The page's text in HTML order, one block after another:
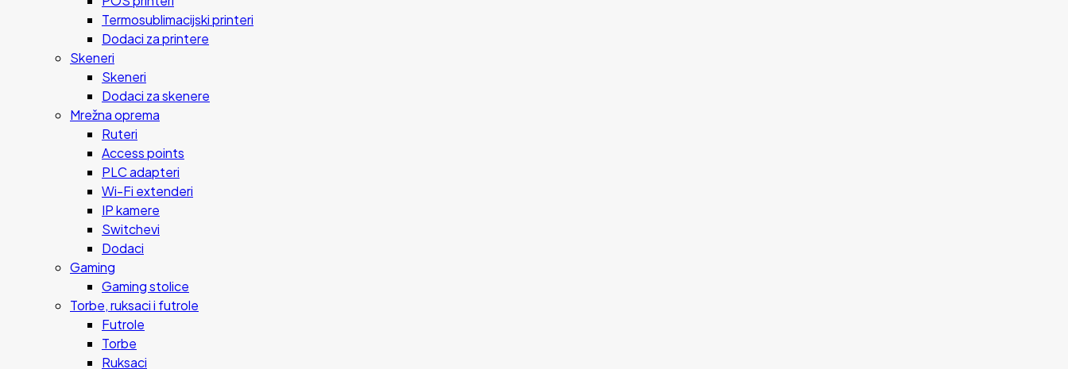
Termosublimacijski printeri
Dodaci za printere
Skeneri
Skeneri
Dodaci za skenere
Mrežna oprema
Ruteri
Access points
PLC adapteri
Wi-Fi extenderi
IP kamere
Switchevi
Dodaci
Gaming
Gaming stolice
Torbe, ruksaci i futrole
Futrole
Torbe
Ruksaci